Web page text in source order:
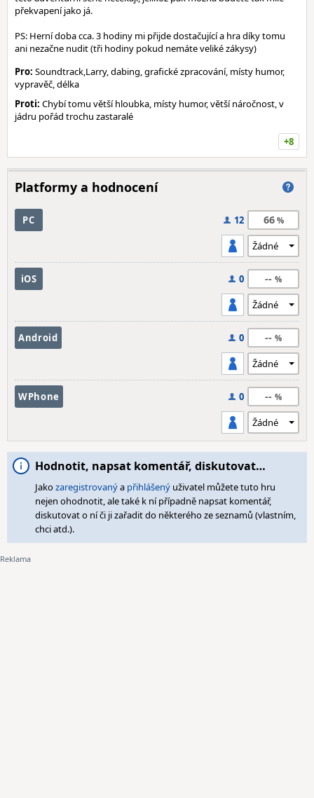
překvapení jako já.
PS: Herní doba cca. 3 hodiny mi přijde dostačující a hra díky tomu
ani nezačne nudit (tři hodiny pokud nemáte veliké zákysy)
Pro: Soundtrack,Larry, dabing, grafické zpracování, místy humor,
vypravěč, délka
Proti: Chybí tomu větší hloubka, místy humor, větší náročnost, v
jádru pořád trochu zastaralé
+8
Platformy a hodnocení
PC 12 66
iOS 0 --
Android 0 --
WPhone 0 --
Hodnotit, napsat komentář, diskutovat…
Jakozaregistrovanýa přihlášený uživatel můžete tuto hru
nejen ohodnotit, ale také k ní případně napsat komentář,
diskutovat o ní či ji zařadit do některého ze seznamů (vlastním,
chci atd.).